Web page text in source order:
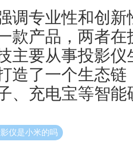
调专业性和创
款产品，两者
主要从事投影
造了一个生态
、充电宝等智
仪是小米的吗